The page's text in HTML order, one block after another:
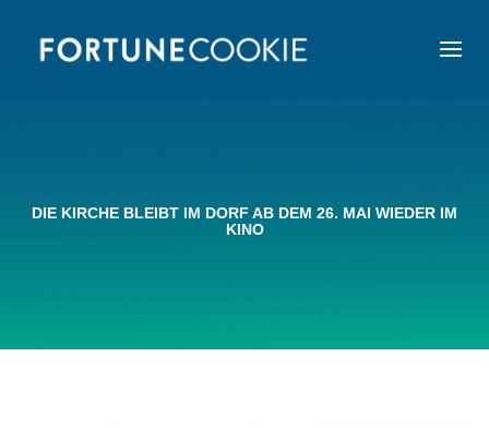
DIE KIRCHE BLEIBT IM DORF AB DEM 26. MAI WIEDER IM
KINO